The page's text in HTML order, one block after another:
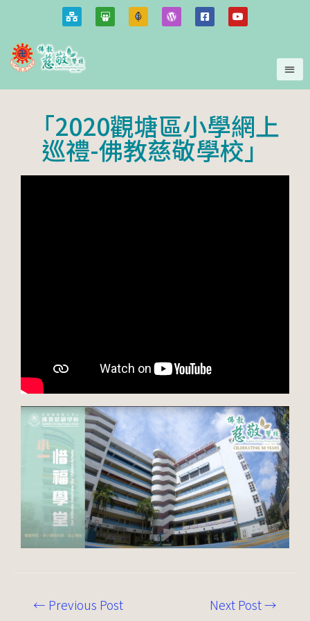
「2020觀塘區小學網上
巡禮-佛教慈敬學校」
← Previous Post Next Post→